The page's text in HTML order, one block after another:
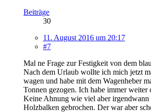
Beiträge
30
11. August 2016 um 20:17
#7
Mal ne Frage zur Festigkeit von dem
Nach dem Urlaub wollte ich mich jetzt
wagen und habe mit dem Wagenheber
Tonnen gezogen. Ich habe immer weiter
Keine Ahnung wie viel aber irgendwann
Holzbalken gebrochen. Der war aber